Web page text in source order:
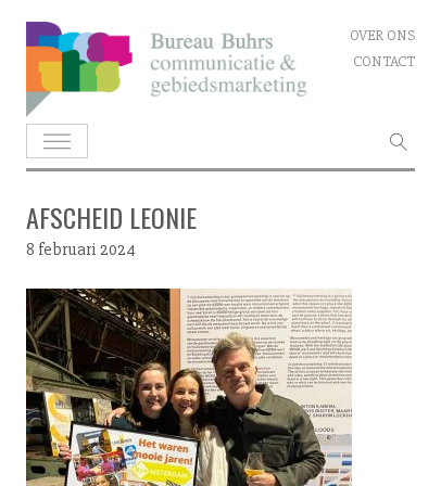
Skip
to
content
OVER ONS
CONTACT
AFSCHEID LEONIE
8 februari 2024